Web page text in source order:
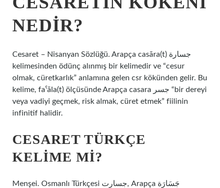
NEDIR?
Cesaret – Nisanyan Sözlüğü. Arapça casāra(t) جسارة
kelimesinden ödünç alınmış bir kelimedir ve “cesur
olmak, cüretkarlık” anlamına gelen csr kökünden gelir. Bu
kelime, faˁāla(t) ölçüsünde Arapça casara جسر “bir dereyi
veya vadiyi geçmek, risk almak, cüret etmek” fiilinin
infinitif halidir.
CESARET TÜRKÇE
KELIME MI?
Menşei. Osmanlı Türkçesi جسارت‎, Arapça جَسَارَة‎